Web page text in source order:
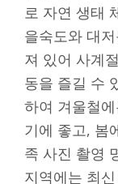
로 자연 생태
을숙도와 대
져 있어 사계
동을 즐길 수
하여 겨울철
기에 좋고, 봄
족 사진 촬영
지역에는 최